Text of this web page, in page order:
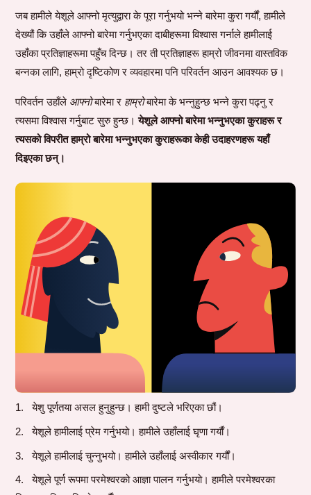
जब हामीले येशूले आफ्नो मृत्युद्वारा के पूरा गर्नुभयो भन्ने बारेमा कुरा गर्यौं, हामीले
देख्यौं कि उहाँले आफ्नो बारेमा गर्नुभएका दाबीहरूमा विश्वास गर्नाले हामीलाई
उहाँका प्रतिज्ञाहरूमा पहुँच दिन्छ। तर ती प्रतिज्ञाहरू हाम्रो जीवनमा वास्तविक
बन्नका लागि, हाम्रो दृष्टिकोण र व्यवहारमा पनि परिवर्तन आउन आवश्यक छ।
परिवर्तन उहाँले आफ्नोबारेमा र हाम्रोबारेमा के भन्नुहुन्छ भन्ने कुरा पढ्नु र
त्यसमा विश्वास गर्नुबाट सुरु हुन्छ।येशूले आफ्नो बारेमा भन्नुभएका कुराहरू र
त्यसको विपरीत हाम्रो बारेमा भन्नुभएका कुराहरूका केही उदाहरणहरू यहाँ
दिइएका छन्।
येशु पूर्णतया असल हुनुहुन्छ। हामी दुष्टले भरिएका छौं।
येशूले हामीलाई प्रेम गर्नुभयो। हामीले उहाँलाई घृणा गर्यौं।
येशूले हामीलाई चुन्नुभयो। हामीले उहाँलाई अस्वीकार गर्यौं।
येशूले पूर्ण रूपमा परमेश्वरको आज्ञा पालन गर्नुभयो। हामीले परमेश्वरका